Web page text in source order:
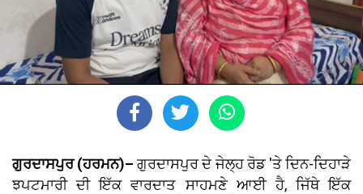
ਗੁਰਦਾਸਪੁਰ (ਹਰਮਨ)– ਗੁਰਦਾਸਪੁਰ ਦੇ ਜੇਲ੍ਹ ਰੋਡ 'ਤੇ ਦਿਨ-ਦਿਹਾੜੇ
ਝਪਟਮਾਰੀ ਦੀ ਇੱਕ ਵਾਰਦਾਤ ਸਾਹਮਣੇ ਆਈ ਹੈ, ਜਿੱਥੇ ਇੱਕ